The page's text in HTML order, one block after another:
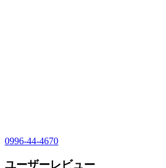
0996-44-4670
ユーザーレビュー